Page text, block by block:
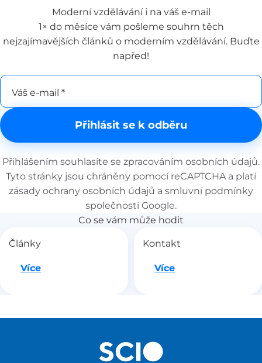
modelu něco nepovede, jsme si povídaly s Kateřinou
Dejmalovou z HR týmu Scio.
Moderní vzdělávání i na váš e-mail
1× do měsíce vám pošleme souhrn těch
nejzajímavějších článků o moderním vzdělávání. Buďte
napřed!
Váš e-mail *
Přihlásit se k odběru
Přihlášením souhlasíte se zpracováním osobních údajů.
Tyto stránky jsou chráněny pomocí reCAPTCHA a platí
zásady ochrany osobních údajů a smluvní podmínky
společnosti Google.
Co se vám může hodit
Články
VíceJdeme na to
Kontakt
VíceJdeme na to